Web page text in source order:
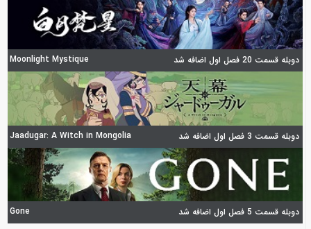
دوبله قسمت 20 فصل اول اضافه شد Moonlight Mystique
دوبله قسمت 3 فصل اول اضافه شد Jaadugar: A Witch in Mongolia
دوبله قسمت 5 فصل اول اضافه شد Gone